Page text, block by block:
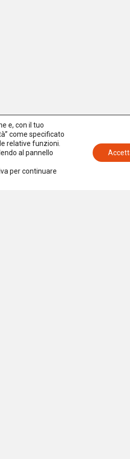
e, con il tuo
come specificato
relative funzioni.
al pannello
per continuare